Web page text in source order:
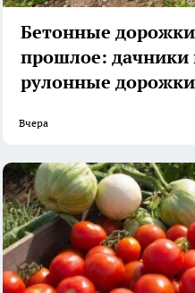
Бетонные дорожки
прошлое:
рулонные
Вчера